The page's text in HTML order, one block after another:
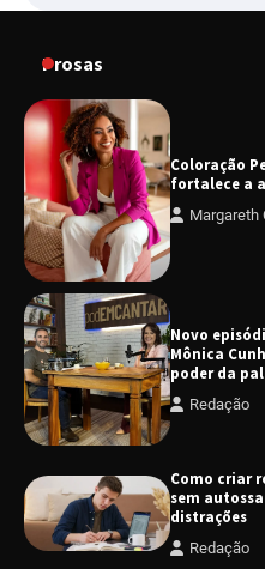
Prosas
Coloração
fortalece a
Margareth
Novo
Mônica
poder da
Redação
Como criar
sem
distrações
Redação